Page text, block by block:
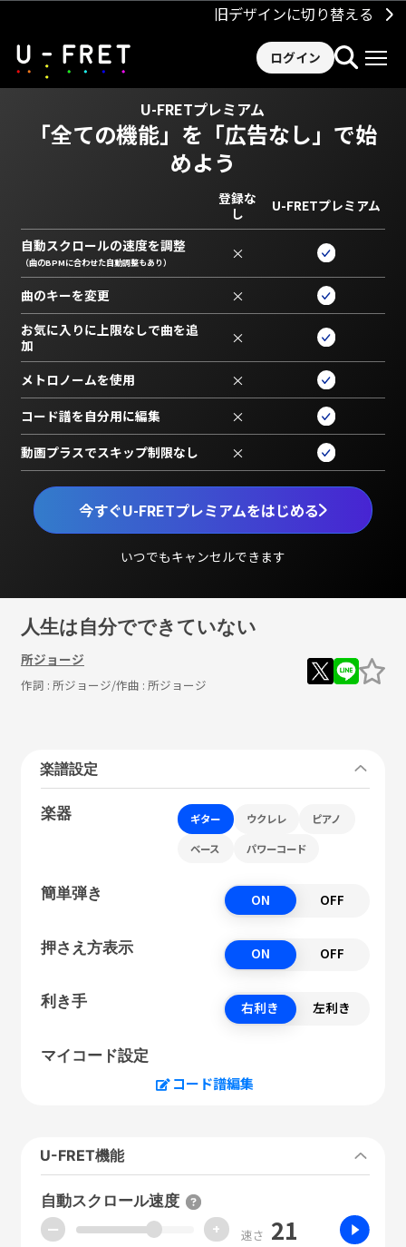
旧デザインに切り替える
ログイン
U-FRETプレミアム
「全ての機能」を 「広告なし」で始
めよう
今すぐU-FRETプレミアムをはじめる
いつでもキャンセルできます
登録な
し
U-FRETプレミアム
自動スクロールの速度を調整
（曲のBPMに合わせた自動調整もあり） ×
曲のキーを変更 ×
お気に入りに上限なしで曲を追
加
×
メトロノームを使用 ×
コード譜を自分用に編集 ×
動画プラスでスキップ制限なし ×
人生は自分でできていない
所ジョージ
作詞 : 所ジョージ/作曲 : 所ジョージ
楽譜設定
楽器 ギター ウクレレ ピアノ
ベース パワーコード
簡単弾き ON OFF
押さえ方表示 ON OFF
利き手 右利き 左利き
マイコード設定
コード譜編集
U-FRET機能
自動スクロール速度
ー + 速さ 21